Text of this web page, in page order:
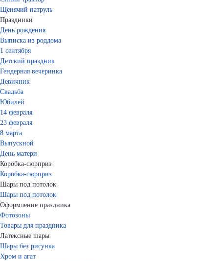
Щенячий патруль
Праздники
День рождения
Выписка из роддома
1 сентября
Детский праздник
Гендерная вечеринка
Девичник
Свадьба
Юбилей
14 февраля
23 февраля
8 марта
Выпускной
День матери
Коробка-сюрприз
Коробка-сюрприз
Шары под потолок
Шары под потолок
Оформление праздника
Фотозоны
Товары для праздника
Латексные шары
Шары без рисунка
Хром и агат